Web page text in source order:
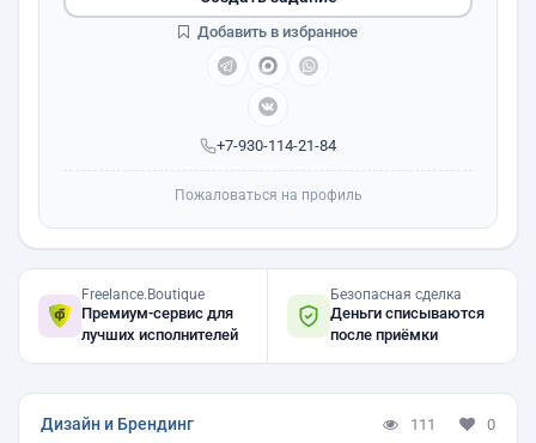
+7-930-114-21-84
Добавить в избранное
Пожаловаться на профиль
Freelance.Boutique
Премиум-сервис для
лучших исполнителей
Безопасная сделка
Деньги списываются
после приёмки
Дизайн и Брендинг 111 0